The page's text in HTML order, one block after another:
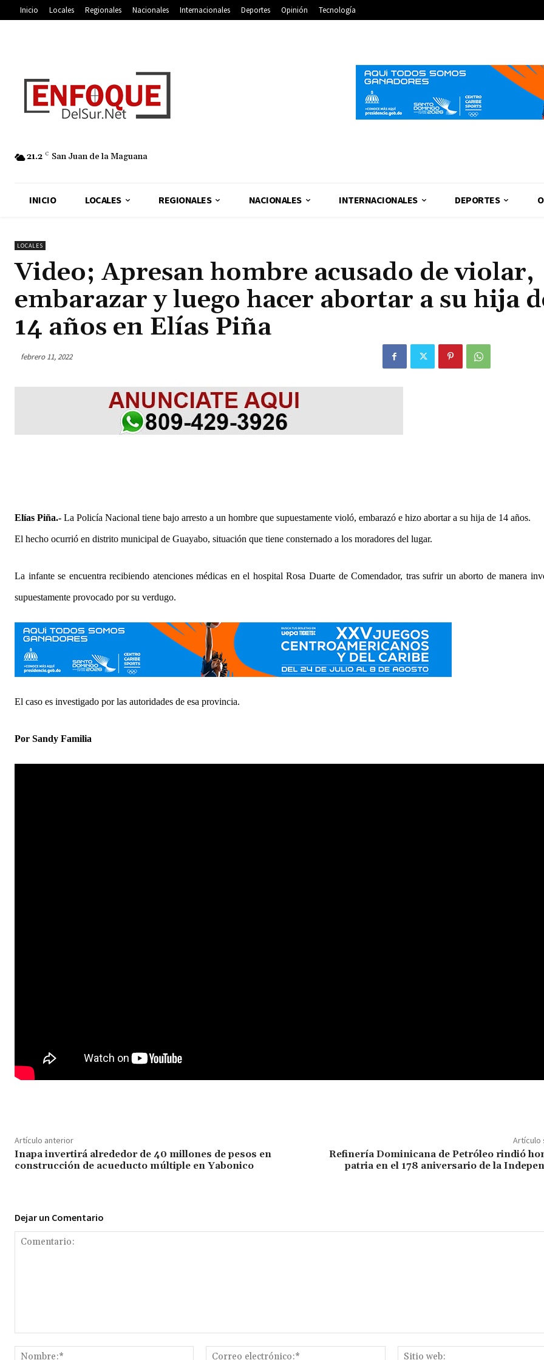
Inicio Locales Regionales Nacionales Internacionales Deportes Opinión Tecnología
21.2 C San Juan de la Maguana
INICIO LOCALES REGIONALES NACIONALES INTERNACIONALES DEPORTES
LOCALES
Video; Apresan hombre acusado de violar,
embarazar y luego hacer abortar a su hija
14 años en Elías Piña
febrero 11, 2022
Elías Piña.- La Policía Nacional tiene bajo arresto a un hombre que supuestamente violó, embarazó e hizo abortar a su hija de 14 años.
El hecho ocurrió en distrito municipal de Guayabo, situación que tiene consternado a los moradores del lugar.
La infante se encuentra recibiendo atenciones médicas en el hospital Rosa Duarte de Comendador, tras sufrir un aborto de manera
supuestamente provocado por su verdugo.
El caso es investigado por las autoridades de esa provincia.
Por Sandy Familia
Artículo anterior
Inapa invertirá alrededor de 40 millones de pesos en
construcción de acueducto múltiple en Yabonico
Artículo
Refinería Dominicana de Petróleo rindió
patria en el 178 aniversario de la
Dejar un Comentario
Nombre:*
Correo